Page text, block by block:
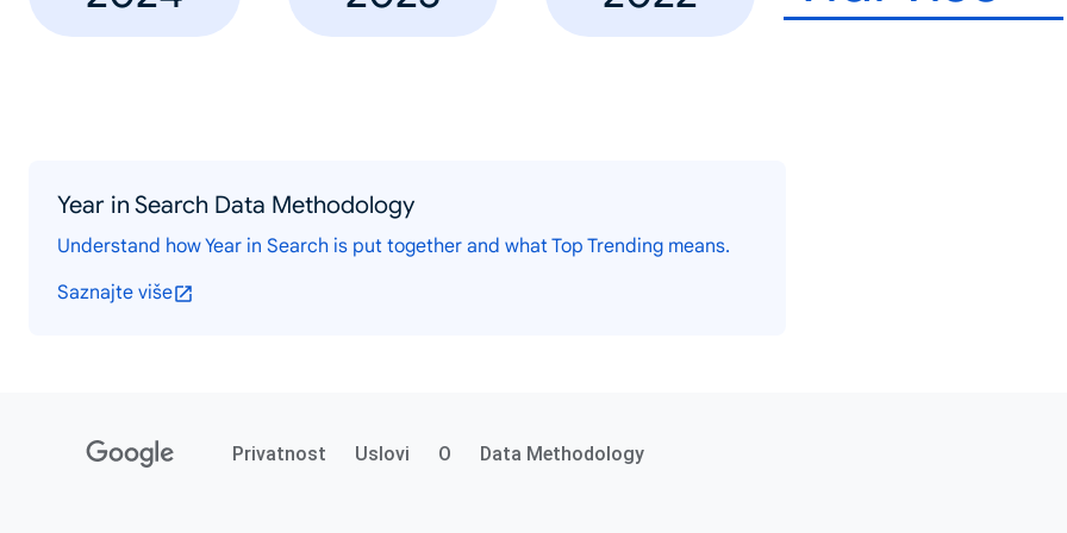
Year in Search Data Methodology
Understand how Year in Search is put together and what Top Trending means.
Saznajte više
Privatnost Uslovi O Data Methodology